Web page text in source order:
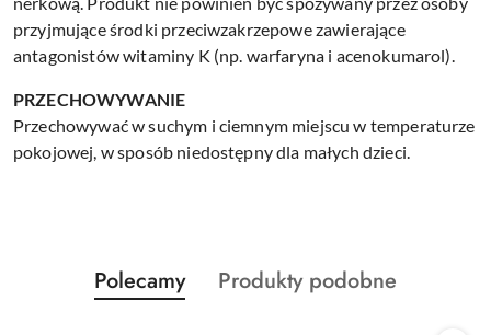
przyjmujące środki przeciwzakrzepowe zawierające
antagonistów witaminy K (np. warfaryna i acenokumarol).
PRZECHOWYWANIE
Przechowywać w suchym i ciemnym miejscu w temperaturze
pokojowej, w sposób niedostępny dla małych dzieci.
Pomiń karuzelę produktów
Produkty
o
Polecamy
Produkty
Produkty podobne